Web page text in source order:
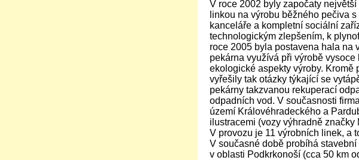
V roce 2002 byly započaty
linkou na výrobu běžného pečiva
kanceláře a kompletní sociální
technologickým zlepšením, k
roce 2005 byla postavena hala na
pekárna využívá při výrobě
ekologické aspekty výroby.
vyřešily tak otázky týkající se
pekárny takzvanou rekuperací
odpadních vod. V současnosti
území Královéhradeckého a
ilustracemi (vozy výhradně značky
V provozu je 11 výrobních linek, a
V současné době probíhá
v oblasti Podkrkonoší (cca 50 km